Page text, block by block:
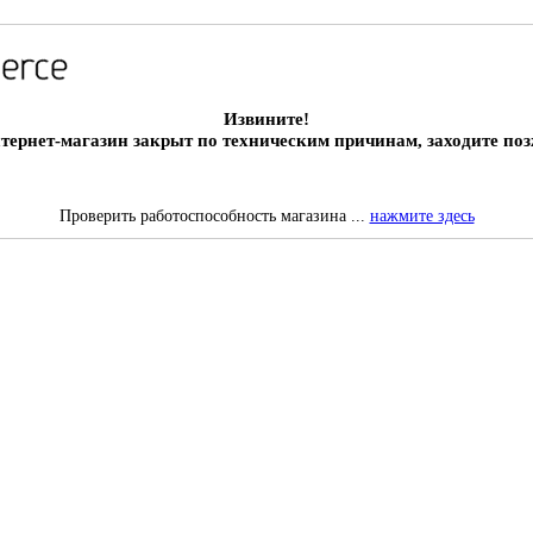
Извините!
магазин закрыт по техническим причинам, заходите
Проверить работоспособность магазина ... нажмите здесь